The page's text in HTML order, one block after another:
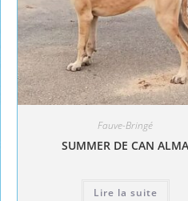
Fauve-Bringé
SUMMER DE CAN ALMA
Lire la suite